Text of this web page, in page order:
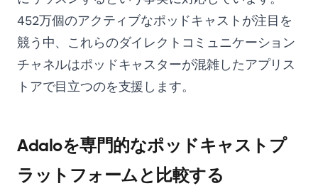
452万個のアクティブなポッドキャストが注目を
競う中、これらのダイレクトコミュニケーション
チャネルはポッドキャスターが混雑したアプリス
トアで目立つのを支援します。
Adaloを専門的なポッドキャストプ
ラットフォームと比較する